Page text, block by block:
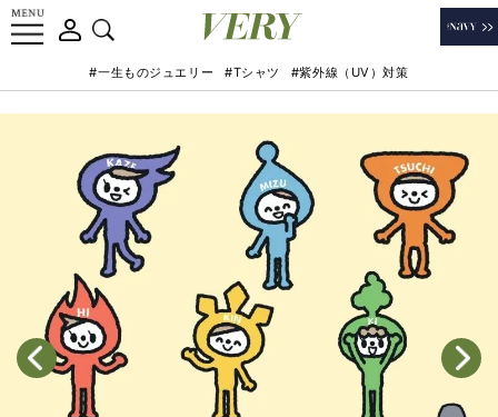
#一生ものジュエリー #Tシャツ #紫外線（UV）対策